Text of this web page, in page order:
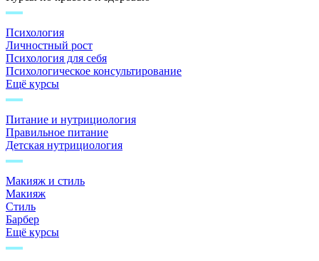
Психология
Личностный рост
Психология для себя
Психологическое консультирование
Ещё курсы
Питание и нутрициология
Правильное питание
Детская нутрициология
Макияж и стиль
Макияж
Стиль
Барбер
Ещё курсы